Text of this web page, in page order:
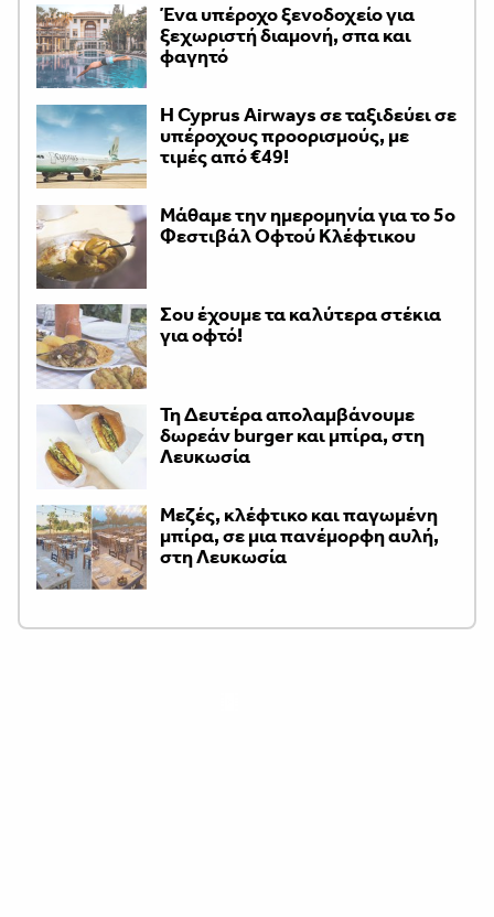
Ένα υπέροχο ξενοδοχείο για
ξεχωριστή διαμονή, σπα και
φαγητό
H Cyprus Airways σε ταξιδεύει σε
υπέροχους προορισμούς, με
τιμές από €49!
Μάθαμε την ημερομηνία για το 5ο
Φεστιβάλ Οφτού Κλέφτικου
Σου έχουμε τα καλύτερα στέκια
για οφτό!
Τη Δευτέρα απολαμβάνουμε
δωρεάν burger και μπίρα, στη
Λευκωσία
Μεζές, κλέφτικο και παγωμένη
μπίρα, σε μια πανέμορφη αυλή,
στη Λευκωσία